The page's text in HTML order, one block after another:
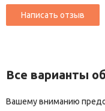
Все варианты
Вашему вниманию